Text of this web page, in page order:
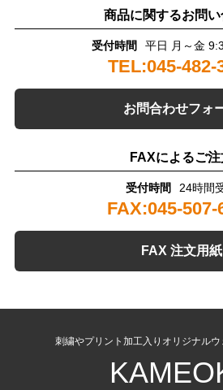
商品に関するお問
受付時間 平日 月～金
TEL:045-482-
お問合わせフォ
FAXによるご
受付時間 24時間
FAX:045-507-
FAX 注文用紙
刺繍やプリント加工入りオリジナル